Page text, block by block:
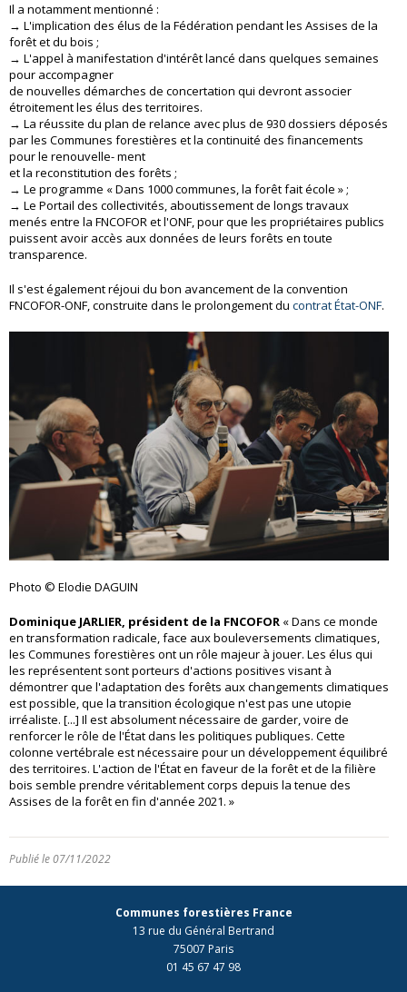
Il a notamment mentionné :
→ L'implication des élus de la Fédération pendant les Assises de la
forêt et du bois ;
→ L'appel à manifestation d'intérêt lancé dans quelques semaines
pour accompagner
de nouvelles démarches de concertation qui devront associer
étroitement les élus des territoires.
→ La réussite du plan de relance avec plus de 930 dossiers déposés
par les Communes forestières et la continuité des financements
pour le renouvelle- ment
et la reconstitution des forêts ;
→ Le programme « Dans 1000 communes, la forêt fait école » ;
→ Le Portail des collectivités, aboutissement de longs travaux
menés entre la FNCOFOR et l'ONF, pour que les propriétaires publics
puissent avoir accès aux données de leurs forêts en toute
transparence.
Il s'est également réjoui du bon avancement de la convention
FNCOFOR-ONF, construite dans le prolongement du contrat État-ONF.
Photo © Elodie DAGUIN
Dominique JARLIER, président de la FNCOFOR « Dans ce monde
en transformation radicale, face aux bouleversements climatiques,
les Communes forestières ont un rôle majeur à jouer. Les élus qui
les représentent sont porteurs d'actions positives visant à
démontrer que l'adaptation des forêts aux changements climatiques
est possible, que la transition écologique n'est pas une utopie
irréaliste. [...] Il est absolument nécessaire de garder, voire de
renforcer le rôle de l'État dans les politiques publiques. Cette
colonne vertébrale est nécessaire pour un développement équilibré
des territoires. L'action de l'État en faveur de la forêt et de la filière
bois semble prendre véritablement corps depuis la tenue des
Assises de la forêt en fin d'année 2021. »
Publié le 07/11/2022
Communes forestières France
13 rue du Général Bertrand
75007 Paris
01 45 67 47 98